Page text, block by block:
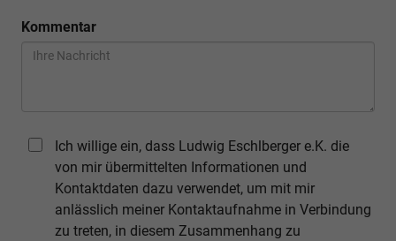
Kommentar
Ich willige ein, dass Ludwig Eschlberger e.K. die
von mir übermittelten Informationen und
Kontaktdaten dazu verwendet, um mit mir
anlässlich meiner Kontaktaufnahme in Verbindung
zu treten, in diesem Zusammenhang zu